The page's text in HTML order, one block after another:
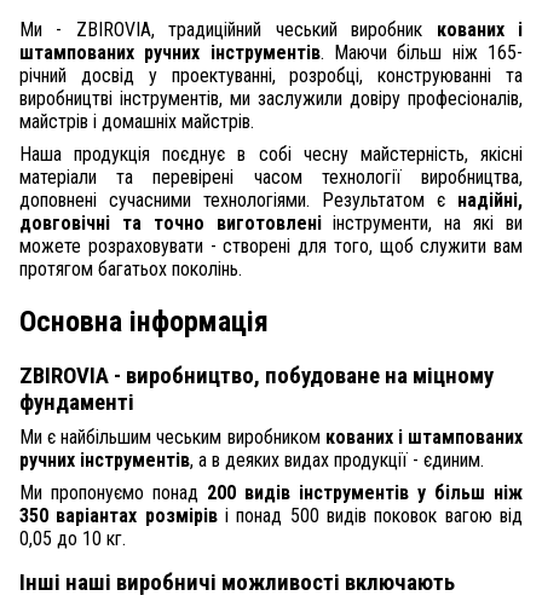
Ми - ZBIROVIA, традиційний чеський виробник кованих і
штампованих ручних інструментів. Маючи більш ніж 165-
річний досвід у проектуванні, розробці, конструюванні та
виробництві інструментів, ми заслужили довіру професіоналів,
майстрів і домашніх майстрів.
Наша продукція поєднує в собі чесну майстерність, якісні
матеріали та перевірені часом технології виробництва,
доповнені сучасними технологіями. Результатом є надійні,
довговічні та точно виготовленіінструменти, на які ви
можете розраховувати - створені для того, щоб служити вам
протягом багатьох поколінь.
Основна інформація
ZBIROVIA - виробництво, побудоване на міцному
фундаменті
Ми є найбільшим чеським виробником кованих і штампованих
ручних інструментів, а в деяких видах продукції - єдиним.
Ми пропонуємо понад 200 видів інструментів у більш ніж
350 варіантах розміріві понад 500 видів поковок вагою від
0,05 до 10 кг.
Інші наші виробничі можливості включають